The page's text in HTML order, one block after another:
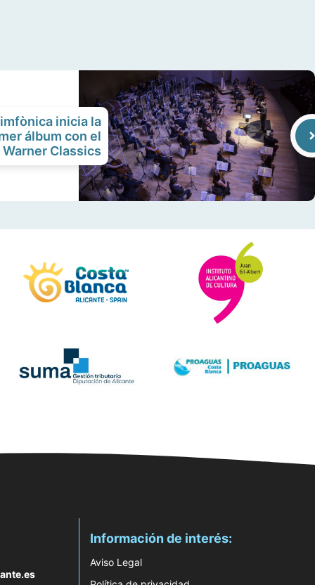
inicia la
álbum con el
Classics
Información de interés:
Aviso Legal